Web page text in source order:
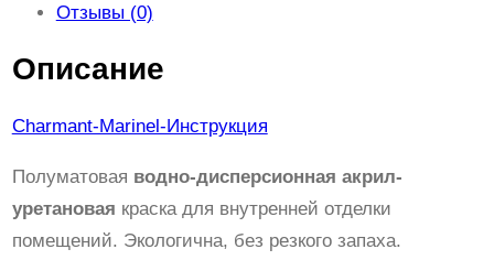
р
К
а
с
к
Отзывы (0)
Описание
Charmant-Marinel-Инструкция
Полуматовая водно-дисперсионная акрил-
уретановая краска для внутренней отделки
помещений. Экологична, без резкого запаха.